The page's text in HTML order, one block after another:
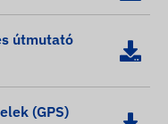
útmutató
(GPS)